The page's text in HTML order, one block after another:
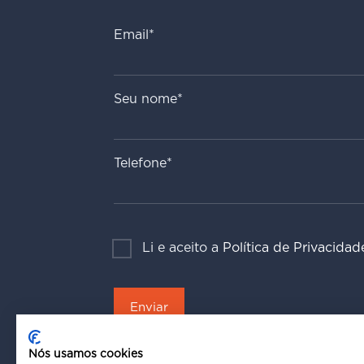
Email*
Seu nome*
Telefone*
Li e aceito a Política de
Nós usamos cookies